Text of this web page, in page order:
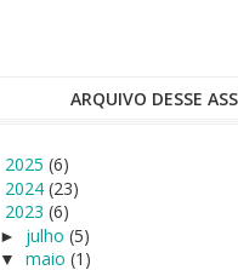
ARQUIVO DESSE
2025(6)
2024(23)
2023(6)
► julho(5)
▼maio(1)